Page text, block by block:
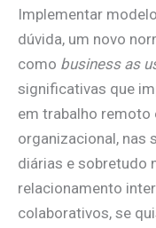
Implementar
dúvida, um novo
como business as
significativas que
em trabalho remoto
organizacional, nas
diárias e sobretudo
relacionamento
colaborativos, se